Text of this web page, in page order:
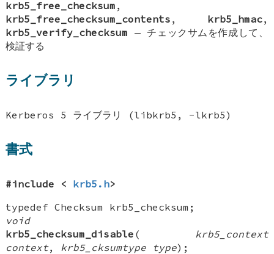
krb5_free_checksum ,
krb5_free_checksum_contents , krb5_hmac,
krb5_verify_checksum —チェックサムを作成して、
検証する
ライブラリ
Kerberos 5 ライブラリ (libkrb5, -lkrb5)
書式
#include < krb5.h>
typedef Checksum krb5_checksum;
void
krb5_checksum_disable (
krb5_context
context, krb5_cksumtype type);